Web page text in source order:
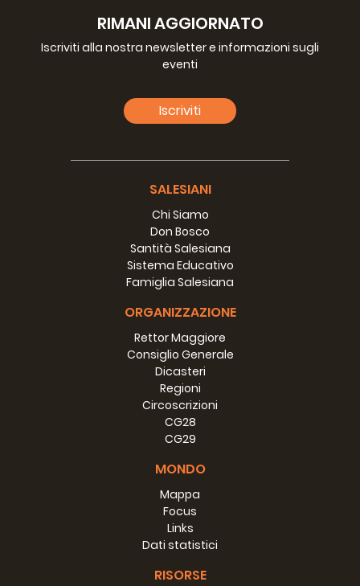
RIMANI AGGIORNATO
Iscriviti alla nostra newsletter e informazioni sugli
eventi
Iscriviti
SALESIANI
Chi Siamo
Don Bosco
Santità Salesiana
Sistema Educativo
Famiglia Salesiana
ORGANIZZAZIONE
Rettor Maggiore
Consiglio Generale
Dicasteri
Regioni
Circoscrizioni
CG28
CG29
MONDO
Mappa
Focus
Links
Dati statistici
RISORSE